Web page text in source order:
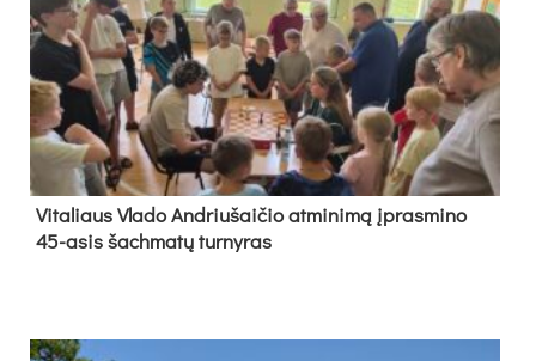
Vi­ta­liaus Vla­do And­riu­šai­čio at­mi­ni­mą įpras­mi­no
45-asis šach­ma­tų tur­ny­ras